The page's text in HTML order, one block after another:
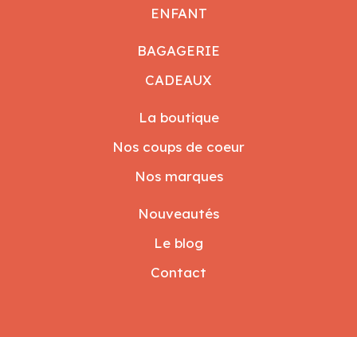
ENFANT
BAGAGERIE
CADEAUX
La boutique
Nos coups de coeur
Nos marques
Nouveautés
Le blog
Contact